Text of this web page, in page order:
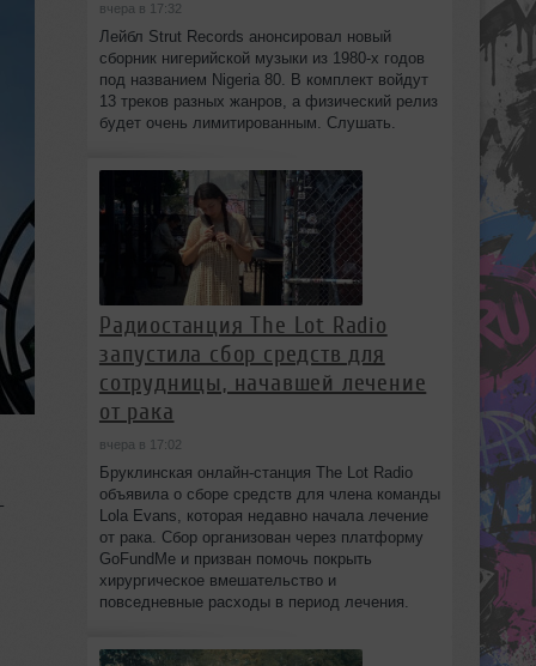
вчера в 17:32
Лейбл Strut Records анонсировал новый
сборник нигерийской музыки из 1980-х годов
под названием Nigeria 80. В комплект войдут
13 треков разных жанров, а физический релиз
будет очень лимитированным. Слушать.
Радиостанция The Lot Radio
запустила сбор средств для
сотрудницы, начавшей лечение
от рака
вчера в 17:02
Бруклинская онлайн-станция The Lot Radio
объявила о сборе средств для члена команды
Lola Evans, которая недавно начала лечение
от рака. Сбор организован через платформу
GoFundMe и призван помочь покрыть
хирургическое вмешательство и
повседневные расходы в период лечения.